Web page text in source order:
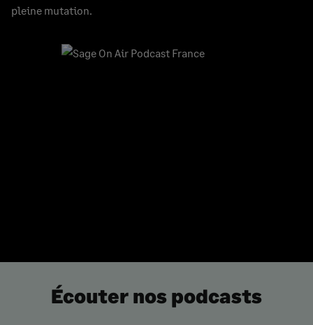
pleine mutation.
Écouter nos podcasts